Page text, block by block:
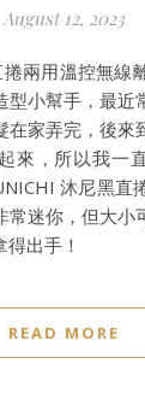
August 12, 2023
小幫手，最近
在家弄完，後來
來，所以我一
沐尼黑直
迷你，但大小
出手！
READ MORE